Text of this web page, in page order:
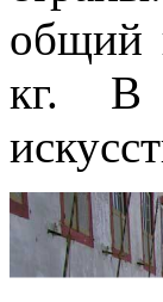
общий
кг. В